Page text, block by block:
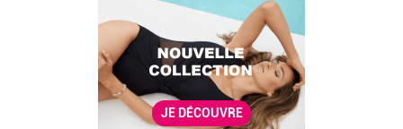
JE DÉCOUVRE